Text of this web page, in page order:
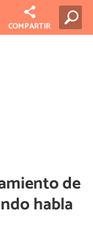
COMPARTIR
de
habla